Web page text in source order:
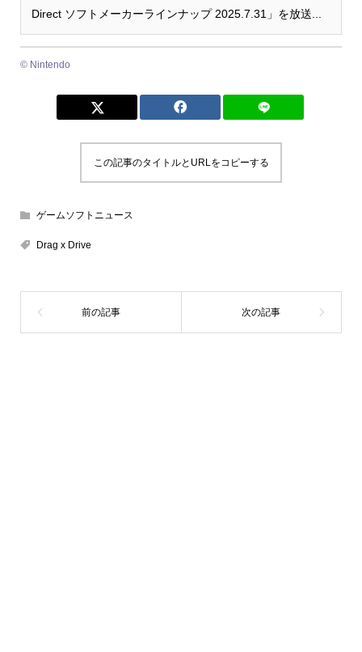
Direct ソフトメーカーラインナップ 2025.7.31」を放送...
© Nintendo
この記事のタイトルとURLをコピーする
ゲームソフトニュース
Drag x Drive